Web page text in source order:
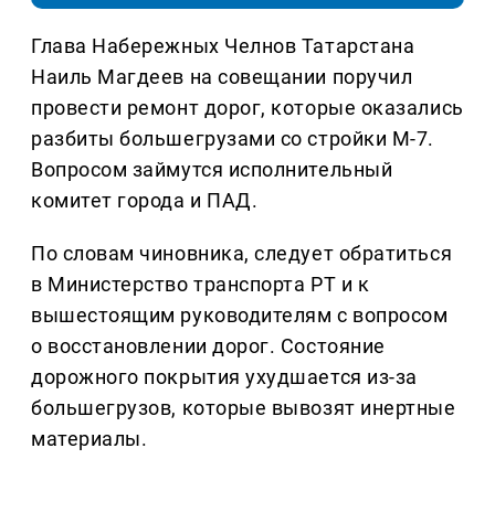
Глава Набережных Челнов Татарстана
Наиль Магдеев на совещании поручил
провести ремонт дорог, которые оказались
разбиты большегрузами со стройки М-7.
Вопросом займутся исполнительный
комитет города и ПАД.
По словам чиновника, следует обратиться
в Министерство транспорта РТ и к
вышестоящим руководителям с вопросом
о восстановлении дорог. Состояние
дорожного покрытия ухудшается из-за
большегрузов, которые вывозят инертные
материалы.